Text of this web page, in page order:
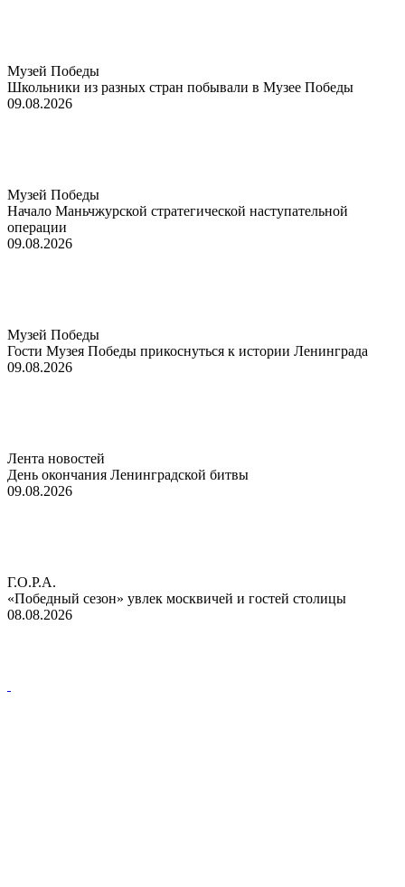
Музей Победы
Школьники из разных стран побывали в Музее Победы
09.08.2026
Музей Победы
Начало Маньчжурской стратегической наступательной
операции
09.08.2026
Музей Победы
Гости Музея Победы прикоснуться к истории Ленинграда
09.08.2026
Лента новостей
День окончания Ленинградской битвы
09.08.2026
Г.О.Р.А.
«Победный сезон» увлек москвичей и гостей столицы
08.08.2026